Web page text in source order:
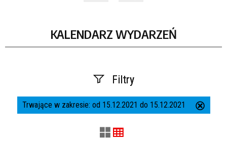
KALENDARZ WYDARZEŃ
Filtry
Szukana fraza
Trwające w zakresie: od 15.12.2021 do 15.12.2021